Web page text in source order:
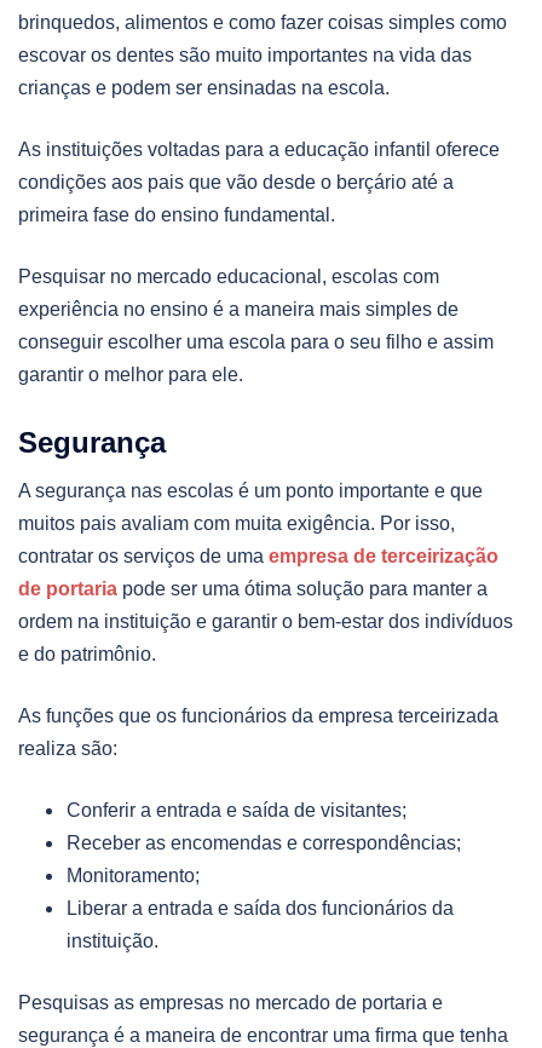
brinquedos, alimentos e como fazer coisas simples como
escovar os dentes são muito importantes na vida das
crianças e podem ser ensinadas na escola.
As instituições voltadas para a educação infantil oferece
condições aos pais que vão desde o berçário até a
primeira fase do ensino fundamental.
Pesquisar no mercado educacional, escolas com
experiência no ensino é a maneira mais simples de
conseguir escolher uma escola para o seu filho e assim
garantir o melhor para ele.
Segurança
A segurança nas escolas é um ponto importante e que
muitos pais avaliam com muita exigência. Por isso,
contratar os serviços de uma empresa de terceirização
de portaria pode ser uma ótima solução para manter a
ordem na instituição e garantir o bem-estar dos indivíduos
e do patrimônio.
As funções que os funcionários da empresa terceirizada
realiza são:
Conferir a entrada e saída de visitantes;
Receber as encomendas e correspondências;
Monitoramento;
Liberar a entrada e saída dos funcionários da
instituição.
Pesquisas as empresas no mercado de portaria e
segurança é a maneira de encontrar uma firma que tenha